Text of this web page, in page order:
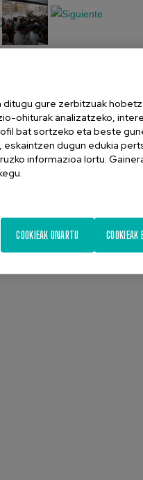
gure zerbitzuak
ohiturak analizatzeko,
bat sortzeko eta beste
eskaintzen dugun edukia
informazioa lortu.
COOKIEAK
COOKIEAK ONARTU